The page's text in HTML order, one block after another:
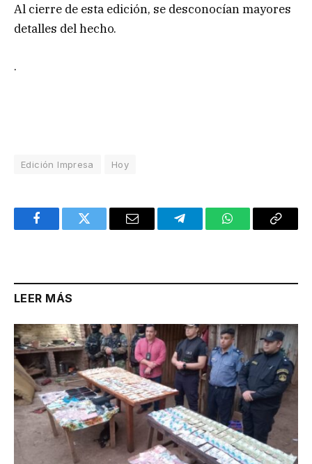
Al cierre de esta edición, se desconocían mayores
detalles del hecho.
.
Edición Impresa Hoy
FacebookTwitter Email TelegramWhatsAppCopy
LEER MÁS